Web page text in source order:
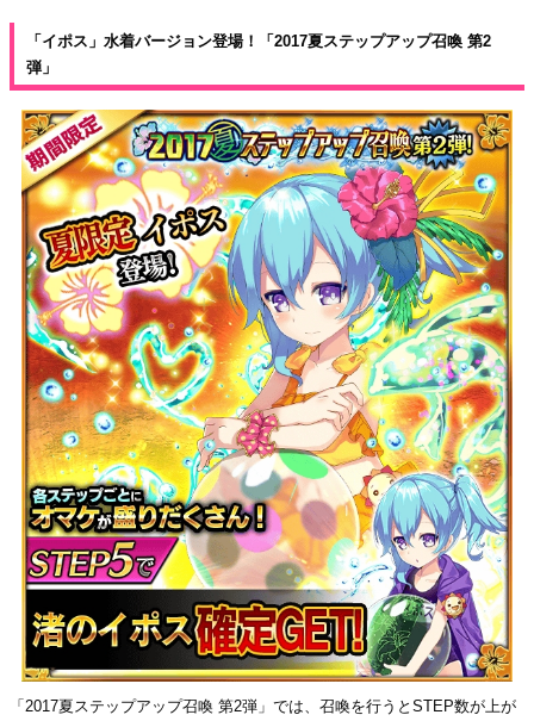
「イポス」水着バージョン登場！「2017夏ステップアップ召喚 第2
弾」
「2017夏ステップアップ召喚 第2弾」では、召喚を行うとSTEP数が上が